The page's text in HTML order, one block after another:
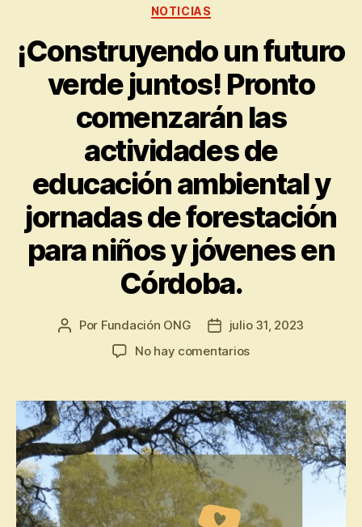
NOTICIAS
¡Construyendo un futuro
verde juntos! Pronto
comenzarán las
actividades de
educación ambiental y
jornadas de forestación
para niños y jóvenes en
Córdoba.
Por Fundación ONG
julio 31, 2023
No hay comentarios